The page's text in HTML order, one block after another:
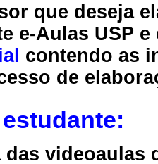
que deseja
e-Aulas USP
contendo as
de
videoaulas